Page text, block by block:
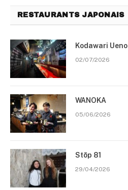
RESTAURANTS JAPONAIS
Kodawari Ueno
02/07/2026
WANOKA
05/06/2026
Stōp 81
29/04/2026